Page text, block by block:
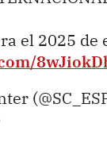
el 2025 de